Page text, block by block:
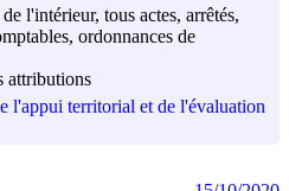
l'intérieur, tous actes, arrêtés,
ordonnances de
attributions
l'appui territorial et de l'évaluation